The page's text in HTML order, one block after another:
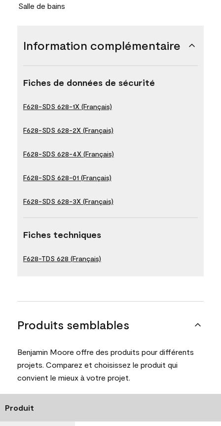
Salle de bains
Information complémentaire
Fiches de données de sécurité
F628-SDS 628-1X (Français)
F628-SDS 628-2X (Français)
F628-SDS 628-4X (Français)
F628-SDS 628-01 (Français)
F628-SDS 628-3X (Français)
Fiches techniques
F628-TDS 628 (Français)
Produits semblables
Benjamin Moore offre des produits pour différents
projets. Comparez et choisissez le produit qui
convient le mieux à votre projet.
Produit